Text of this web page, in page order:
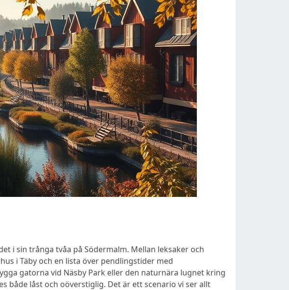
i sin trånga tvåa på Södermalm. Mellan leksaker och
i Täby och en lista över pendlingstider med
gatorna vid Näsby Park eller den naturnära lugnet kring
både låst och oöverstiglig. Det är ett scenario vi ser allt